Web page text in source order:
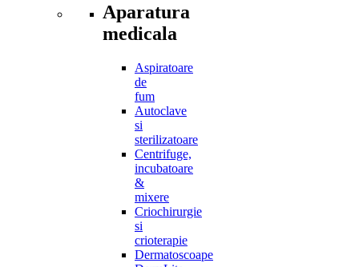
Aparatura
medicala
Aspiratoare
de
fum
Autoclave
si
sterilizatoare
Centrifuge,
incubatoare
&
mixere
Criochirurgie
si
crioterapie
Dermatoscoape